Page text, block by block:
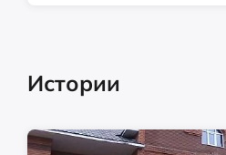
Истории